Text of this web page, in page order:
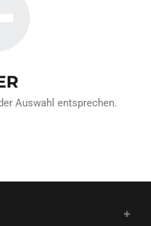
Auswahl entsprechen.